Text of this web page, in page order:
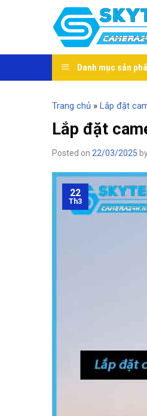
Danh mục sản
Trang chủ » Lắp đặt
Lắp đặt
Posted on 22/03/2025
22
Th3